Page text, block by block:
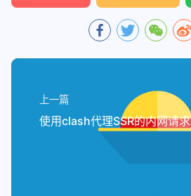
上一篇
使用clash代理SSR的内网请求